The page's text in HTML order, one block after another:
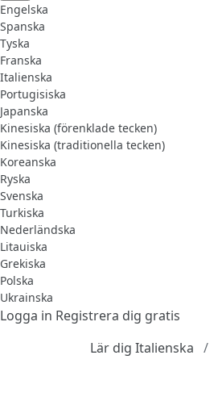
Engelska
Spanska
Tyska
Franska
Italienska
Portugisiska
Japanska
Kinesiska (förenklade tecken)
Kinesiska (traditionella tecken)
Koreanska
Ryska
Svenska
Turkiska
Nederländska
Litauiska
Grekiska
Polska
Ukrainska
Logga in Registrera dig gratis
Lär dig Italienska